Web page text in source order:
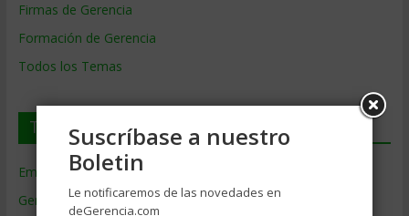
Firmas de Gerencia
Formación de Gerencia
Todos los Temas
Temas de Gerencia
Empresas de Gerencia
Gerencia(9.477)
Suscríbase a nuestro
Boletin
Le notificaremos de las novedades en
deGerencia.com